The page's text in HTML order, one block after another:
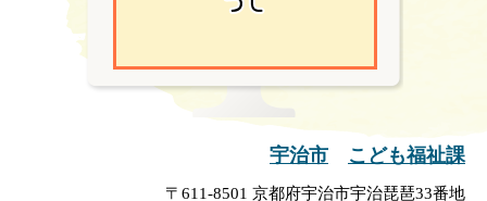
宇治市 こども福祉課
〒611-8501 京都府宇治市宇治琵琶33番地